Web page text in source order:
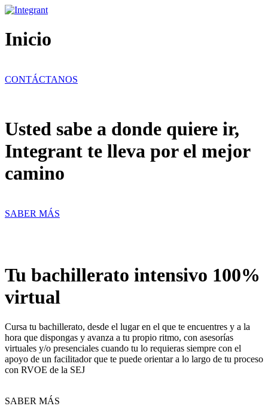
Ir
contenido
Inicio
CONTÁCTANOS
Usted sabe a donde quiere ir,
Integrant te lleva por el mejor
camino
SABER MÁS
Tu bachillerato intensivo 100%
virtual
Cursa tu bachillerato, desde el lugar en el que te encuentres y a la
hora que dispongas y avanza a tu propio ritmo, con asesorías
virtuales y/o presenciales cuando tu lo requieras siempre con el
apoyo de un facilitador que te puede orientar a lo largo de tu proceso
con RVOE de la SEJ
SABER MÁS